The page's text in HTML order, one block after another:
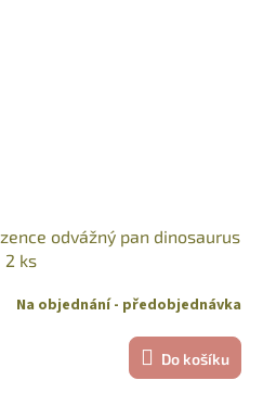
odvážný pan dinosaurus
2 ks
Na objednání - předobjednávka
Do košíku